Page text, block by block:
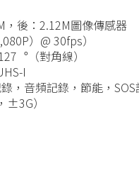
，後：2.12M圖像傳感器
）@ 30fps）
（對角線）
I
，音頻記錄，節能，SOS
±3G）